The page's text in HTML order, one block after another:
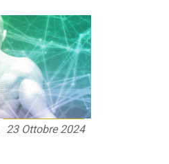
23 Ottobre 2024